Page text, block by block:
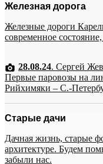
Железная дорога
Железные дороги
современное
28.08.24. Сергей
Первые паровозы на
Рийхимяки – С.-
Старые дачи
Дачная жизнь, старые
архитектуре. Будем
забыли нас.